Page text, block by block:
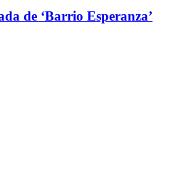
de ‘Barrio Esperanza’